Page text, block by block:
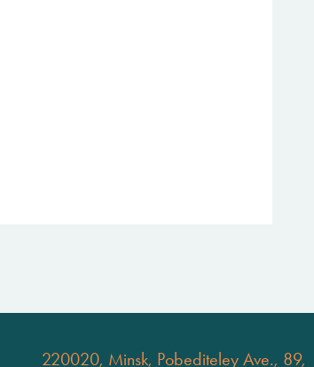
220020, Minsk, Pobediteley Ave., 89,